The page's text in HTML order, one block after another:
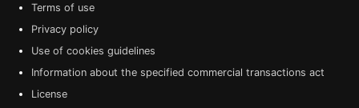
Terms of use
Privacy policy
Use of cookies guidelines
Information about the specified commercial transactions act
License